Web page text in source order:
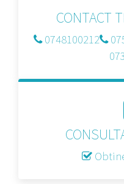
CONTACT
0748100212